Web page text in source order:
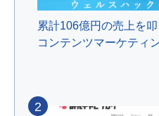
累計106億円の売上を
コンテンツマーケティ
2